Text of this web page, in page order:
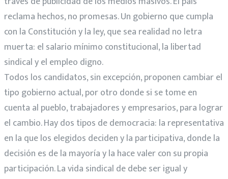
reclama hechos, no promesas. Un gobierno que cumpla
con la Constitución y la ley, que sea realidad no letra
muerta: el salario mínimo constitucional, la libertad
sindical y el empleo digno.
Todos los candidatos, sin excepción, proponen cambiar el
tipo gobierno actual, por otro donde si se tome en
cuenta al pueblo, trabajadores y empresarios, para lograr
el cambio. Hay dos tipos de democracia: la representativa
en la que los elegidos deciden y la participativa, donde la
decisión es de la mayoría y la hace valer con su propia
participación. La vida sindical de debe ser igual y